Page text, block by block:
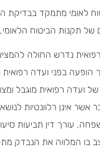
לאומי מתמקד בבדיקת
תקנות הביטוח
נדרש החולה
בפני ועדה רפואית
ועדה רפואית מוגבל
אינן רלוונטיות
עורך דין תביעות
בו המלווה את הנבדק